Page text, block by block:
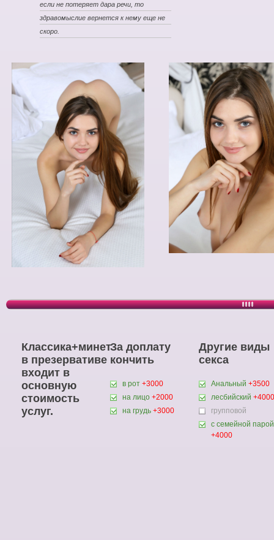
если не потеряет дара речи, то
здравомыслие вернется к нему еще не
скоро.
Классика+минет
в презервативе
входит в
основную
стоимость
услуг.
За доплату
кончить
в рот +3000
на лицо +2000
на грудь +3000
Другие виды
секса
Анальный +3500
лесбийский +4000
групповой
с семейной парой
+4000